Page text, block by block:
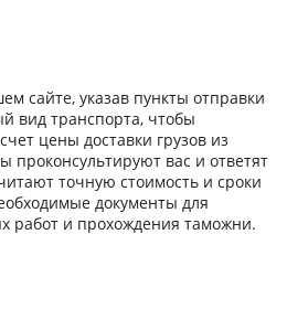
сайте, указав пункты отправки
вид транспорта, чтобы
цены доставки грузов из
проконсультируют вас и ответят
точную стоимость и сроки
документы для
работ и прохождения таможни.